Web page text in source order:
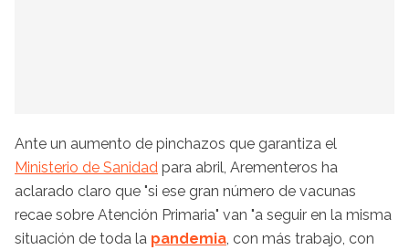
Ante un aumento de pinchazos que garantiza el
Ministerio de Sanidad para abril, Arementeros ha
aclarado claro que "si ese gran número de vacunas
recae sobre Atención Primaria" van "a seguir en la misma
situación de toda la pandemia, con más trabajo, con